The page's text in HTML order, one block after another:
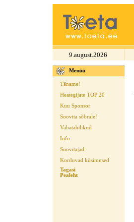
9.august.2026
Menüü
Täname!
Heategijate TOP 20
Kuu Sponsor
Soovita sõbrale!
Vabatahtlikud
Info
Soovitajad
Korduvad küsimused
Tagasi
Pealeht